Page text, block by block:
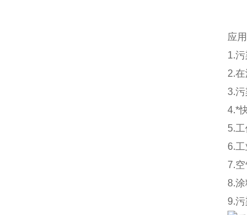
应
1.
2.
3.污
4.*
5.
6.工
7.空
8.涂
9.